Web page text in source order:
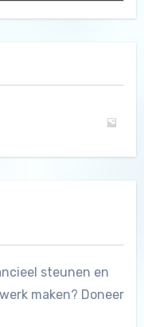
steunen en
maken? Doneer